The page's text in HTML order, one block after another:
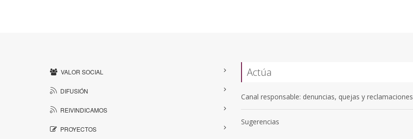
VALOR SOCIAL
DIFUSIÓN
REIVINDICAMOS
PROYECTOS
Actúa
Canal responsable: denuncias, quejas y reclamaciones
Sugerencias